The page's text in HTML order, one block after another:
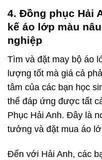
4. Đồng phục Hải
kế áo lớp màu
nghiệp
Tìm và đặt may bộ áo
lượng tốt mà giá cả
tâm của các bạn học
thể đáp ứng được tất
Phục Hải Anh. Đây là
tưởng và đặt mua áo
Đến với Hải Anh, các